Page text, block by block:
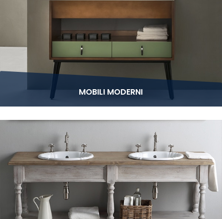
MOBILI MODERNI